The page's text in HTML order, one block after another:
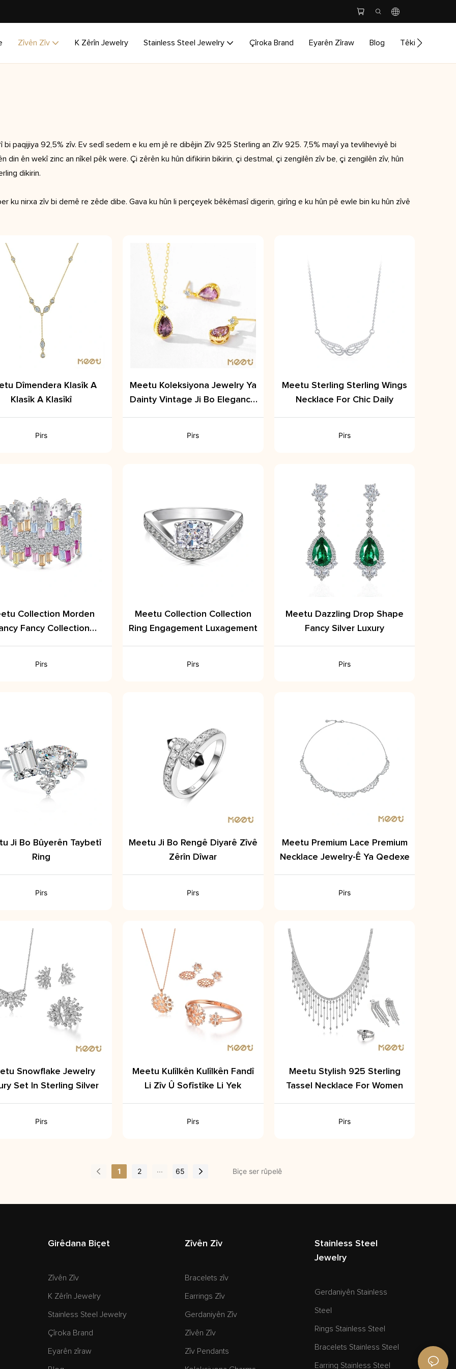
Zîvên Zîv K Zêrîn Jewelry Stainless Steel Jewelry Çîroka Brand Eyarên Zîraw Blog Têkilî
paqijiya 92,5% zîv. Ev sedî sedem e ku em jê re dibêjin Zîv 925 Sterling an Zîv 925. 7,5% mayî ya tevliheviyê bi
din ên wekî zinc an nîkel pêk were. Çi zêrên ku hûn difikirin bikirin, çi destmal, çi zengilên zîv be, çi zengilên zîv, hûn
dikirin.
ku nirxa zîv bi demê re zêde dibe. Gava ku hûn li perçeyek bêkêmasî digerin, girîng e ku hûn pê ewle bin ku hûn zîvê
Dîmendera Klasîk A
Klasîk A Klasîkî
Pirs
Meetu Koleksiyona Jewelry Ya
Dainty Vintage Ji Bo Elegance
Pirs
Meetu Sterling Sterling Wings
Necklace For Chic Daily
Pirs
Collection Morden
Fancy Collection
Pirs
Meetu Collection Collection
Ring Engagement Luxagement
Pirs
Meetu Dazzling Drop Shape
Fancy Silver Luxury
Pirs
Ji Bo Bûyerên Taybetî
Ring
Pirs
Meetu Ji Bo Rengê Diyarê Zîvê
Zêrîn Dîwar
Pirs
Meetu Premium Lace Premium
Necklace Jewelry-Ê Ya Qedexe
Pirs
Snowflake Jewelry
Set In Sterling Silver
Pirs
Meetu Kulîlkên Kulîlkên Fandî
Li Zîv Û Sofîstîke Li Yek
Pirs
Meetu Stylish 925 Sterling
Tassel Necklace For Women
Pirs
1 2 ... 65
Girêdana Biçet
Zîvên Zîv
K Zêrîn Jewelry
Stainless Steel Jewelry
Çîroka Brand
Eyarên zîraw
Zîvên Zîv
Bracelets zîv
Earrings Zîv
Gerdaniyên Zîv
Zîvên Zîv
Zîv Pendants
Stainless Steel
Jewelry
Gerdaniyên Stainless
Steel
Rings Stainless Steel
Bracelets Stainless Steel
Earring Stainless Steel